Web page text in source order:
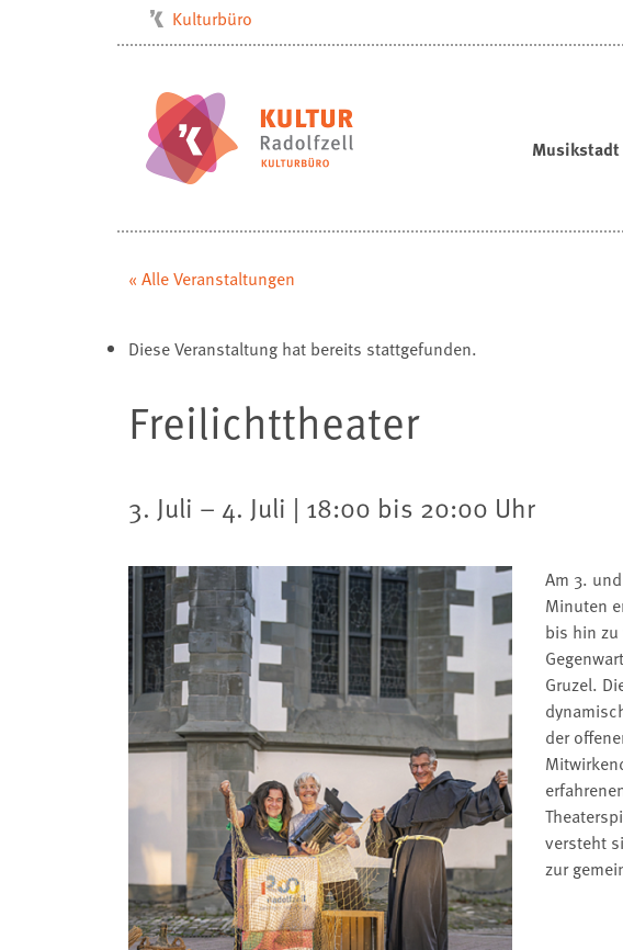
Kulturbüro
Musikschule
Stadtarchiv
Stadtmuseum
Radolfzell1200
Musikstadt
« Alle Veranstaltungen
Diese Veranstaltung hat bereits stattgefunden.
Freilichttheater
3. Juli – 4. Juli | 18:00 bis 20:00 Uhr
Am 3.
Minuten
bis hin
Gruzel.
der
versteht
zur